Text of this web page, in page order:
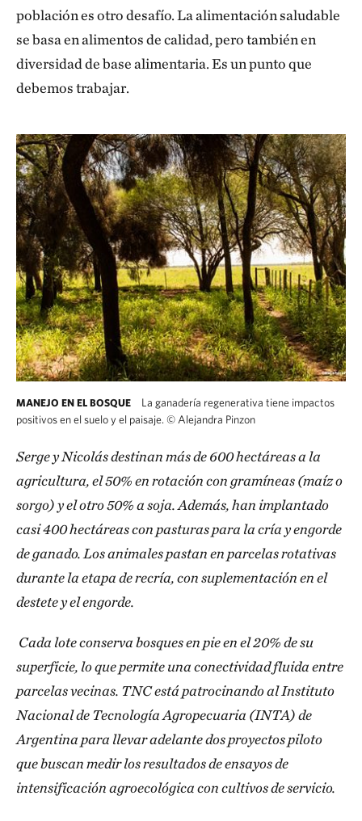
población es otro desafío. La alimentación saludable
se basa en alimentos de calidad, pero también en
diversidad de base alimentaria. Es un punto que
debemos trabajar.
MANEJO EN EL BOSQUE
La ganadería regenerativa tiene impactos
positivos en el suelo y el paisaje. © Alejandra Pinzon
Serge y Nicolás destinan más de 600 hectáreas a la
agricultura, el 50% en rotación con gramíneas (maíz o
sorgo) y el otro 50% a soja. Además, han implantado
casi 400 hectáreas con pasturas para la cría y engorde
de ganado. Los animales pastan en parcelas rotativas
durante la etapa de recría, con suplementación en el
destete y el engorde.
Cada lote conserva bosques en pie en el 20% de su
superficie, lo que permite una conectividad fluida entre
parcelas vecinas. TNC está patrocinando al Instituto
Nacional de Tecnología Agropecuaria (INTA) de
Argentina para llevar adelante dos proyectos piloto
que buscan medir los resultados de ensayos de
intensificación agroecológica con cultivos de servicio.